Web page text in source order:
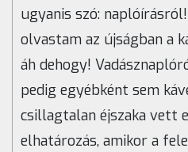
ugyanis szó:
olvastam az újságban a
áh dehogy!
pedig egyébként sem
csillagtalan éjszaka vett
elhatározás, amikor a